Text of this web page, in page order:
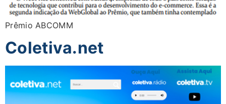
Prêmio ABCOMM
Coletiva.net